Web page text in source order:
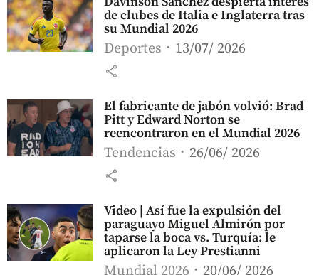
de clubes de Italia e Inglaterra tras
su Mundial 2026
Deportes 13/07/ 2026
share
El fabricante de jabón volvió: Brad
Pitt y Edward Norton se
reencontraron en el Mundial 2026
Tendencias 26/06/ 2026
share
Video | Así fue la expulsión del
paraguayo Miguel Almirón por
taparse la boca vs. Turquía: le
aplicaron la Ley Prestianni
Mundial 2026 20/06/ 2026